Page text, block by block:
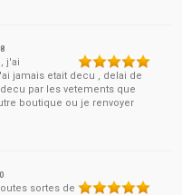
j'ai
jamais etait decu , delai de
par les vetements que
boutique ou je renvoyer
sortes de